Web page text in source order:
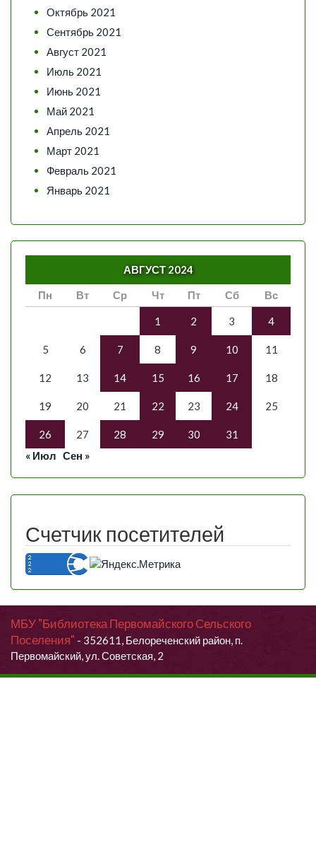
Октябрь 2021
Сентябрь 2021
Август 2021
Июль 2021
Июнь 2021
Май 2021
Апрель 2021
Март 2021
Февраль 2021
Январь 2021
АВГУСТ 2024
Пн
Вт Ср Чт Пт Сб Вс
1 2 3 4
5 6 7 8 9 10 11
12 13 14 15 16 17 18
19 20 21 22 23 24 25
26 27 28 29 30
31
« Июл Сен »
Счетчик посетителей
МБУ "Библиотека Первомайского Сельского
Поселения" - 352611, Белореченский район, п.
Первомайский, ул. Советская, 2